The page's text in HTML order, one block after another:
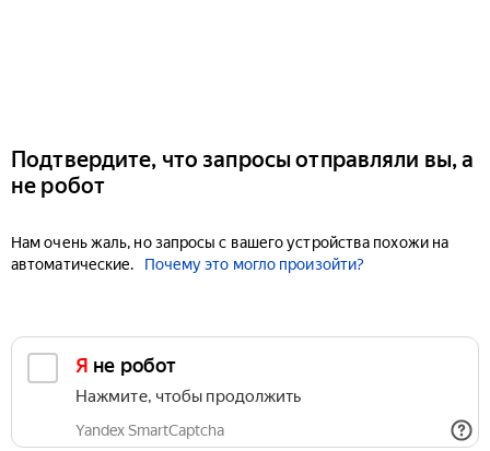
Подтвердите, что запросы отправляли вы, а
не робот
Нам очень жаль, но запросы с вашего устройства похожи на
автоматические.
Почему это могло произойти?
Я не робот
Нажмите, чтобы продолжить
Yandex SmartCaptcha